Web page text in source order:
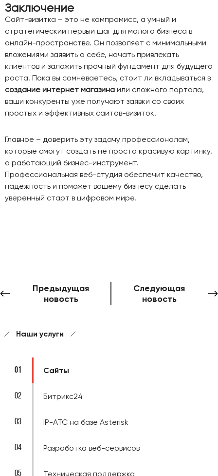
Заключение
Сайт-визитка – это не компромисс, а умный и
стратегический первый шаг для малого бизнеса в
онлайн-пространстве. Он позволяет с минимальными
вложениями заявить о себе, начать привлекать
клиентов и заложить прочный фундамент для будущего
роста. Пока вы сомневаетесь, стоит ли вкладываться в
создание интернет магазина или сложного портала,
ваши конкуренты уже получают заявки со своих
простых и эффективных сайтов-визиток.
Главное – доверить эту задачу профессионалам,
которые смогут создать не просто красивую картинку,
а работающий бизнес-инструмент.
Профессиональная веб-студия обеспечит качество,
надежность и поможет вашему бизнесу сделать
уверенный старт в цифровом мире.
Предыдущая
новость
Следующая
новость
Наши услуги
01 Сайты
02 Битрикс24
03 IP-ATC на базе Asterisk
04 Разработка веб-сервисов
05 Техническая поддержка